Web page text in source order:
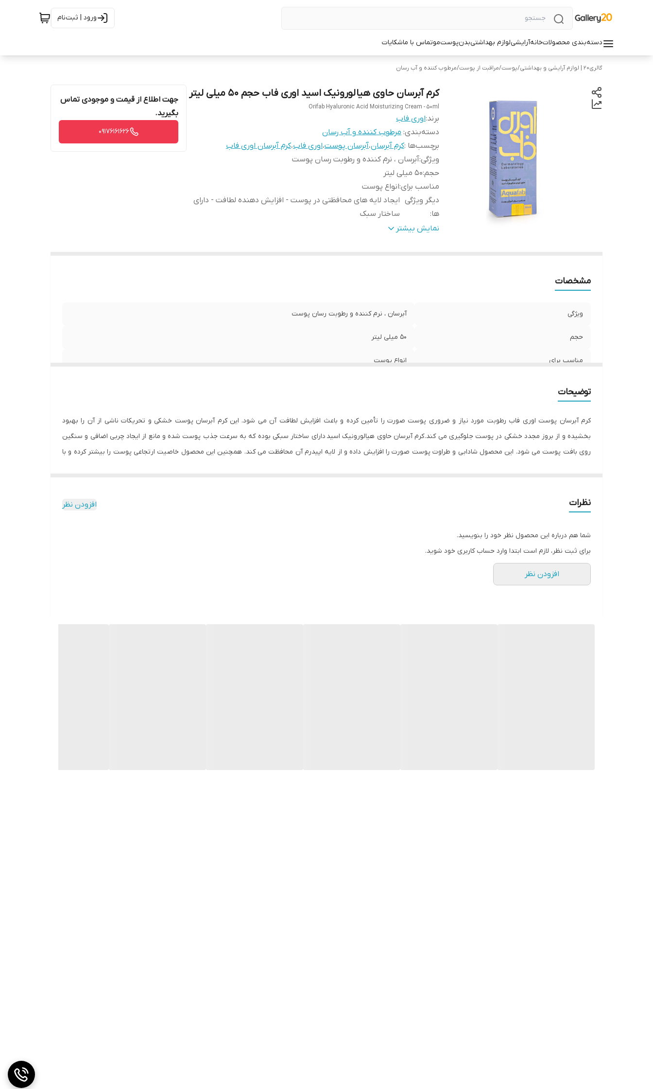
ورود | ثبت‌نام
دسته‌بندی محصولاتخانهآرایشیلوازم بهداشتیبدنپوستموتماس با ماشکایات
گالری۲۰ | لوازم آرایشی و بهداشتی /پوست/مراقبت از پوست/مرطوب کننده و آب رسان
کرم آبرسان حاوی هیالورونیک اسید اوری فاب حجم 50 میلی لیتر
Orifab Hyaluronic Acid Moisturizing Cream - 50ml
برند:اوری فاب
دسته‌بندی: مرطوب کننده و آب رسان
برچسب‌ها :کرم آبرسان،آبرسان پوست،اوری فاب،کرم آبرسان اوری فاب
ویژگی:آبرسان ، نرم کننده و رطوبت رسان پوست
حجم:50 میلی لیتر
مناسب برای:انواع پوست
دیگر ویژگی
ها:
ایجاد لایه های محافظتی در پوست - افزایش دهنده لطافت - دارای
ساختار سبک
حاوی: هیالورونیک اسیدنمایش بیشتر
جهت اطلاع از قیمت و موجودی تماس
بگیرید.
09176161626
مشخصات
ویژگی آبرسان ، نرم کننده و رطوبت رسان پوست
حجم 50 میلی لیتر
مناسب برای انواع پوست
توضیحات
کرم آبرسان پوست اوری فاب رطوبت مورد نیاز و ضروری پوست صورت را تأمین کرده و باعث افزایش لطافت آن می شود. این کرم آبرسان پوست خشکی و تحریکات ناشی از آن را بهبود
بخشیده و از بروز مجدد خشکی در پوست جلوگیری می کند. کرم آبرسان حاوی هیالورونیک اسید دارای ساختار سبکی بوده که به سرعت جذب پوست شده و مانع از ایجاد چربی اضافی و سنگین
روی بافت پوست می شود. این محصول شادابی و طراوت پوست صورت را افزایش داده و از لایه اپیدرم آن محافظت می کند. همچنین این محصول خاصیت ارتجاعی پوست را بیشتر کرده و با
نظرات افزودن نظر
شما هم درباره این محصول نظر خود را بنویسید.
برای ثبت نظر، لازم است ابتدا وارد حساب کاربری خود شوید.
افزودن نظر